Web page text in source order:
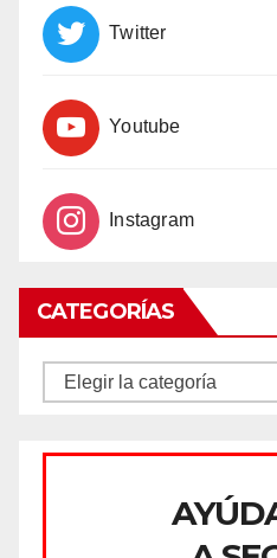
Twitter
Youtube
Instagram
CATEGORÍAS
CATEGORÍAS